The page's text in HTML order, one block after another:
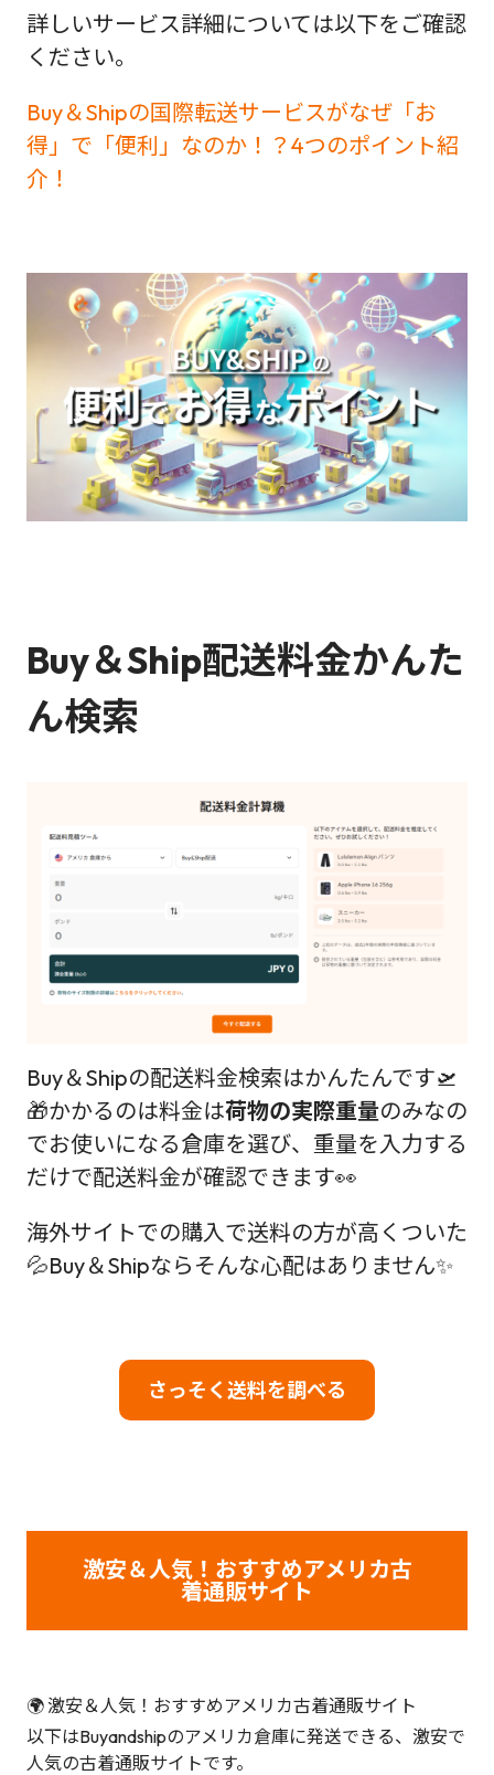
詳しいサービス詳細については以下をご確認
ください。
Buy＆Shipの国際転送サービスがなぜ「お
得」で「便利」なのか！？4つのポイント紹
介！
Buy＆Ship配送料金かんた
ん検索
Buy＆Shipの配送料金検索はかんたんです🛫
🎁かかるのは料金は荷物の実際重量のみなの
でお使いになる倉庫を選び、重量を入力する
だけで配送料金が確認できます👀
海外サイトでの購入で送料の方が高くついた
💦Buy＆Shipならそんな心配はありません✨
さっそく送料を調べる
激安＆人気！おすすめアメリカ古
着通販サイト
🌍 激安＆人気！おすすめアメリカ古着通販サイト
以下はBuyandshipのアメリカ倉庫に発送できる、激安で
人気の古着通販サイトです。